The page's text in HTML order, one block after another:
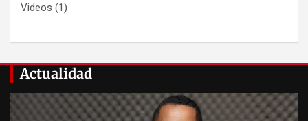
Videos (1)
Actualidad